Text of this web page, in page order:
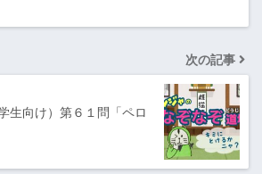
次の記事
生向け）第６１問「ペロ